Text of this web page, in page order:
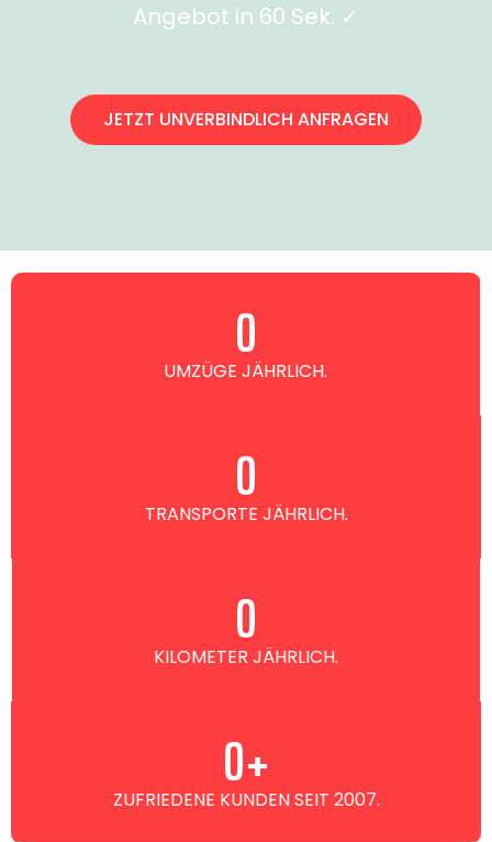
Angebot in 60 Sek. ✓
JETZT UNVERBINDLICH ANFRAGEN
UMZÜGE JÄHRLICH.
0
TRANSPORTE JÄHRLICH.
0
KILOMETER JÄHRLICH.
0
ZUFRIEDENE KUNDEN SEIT 2007.
0+